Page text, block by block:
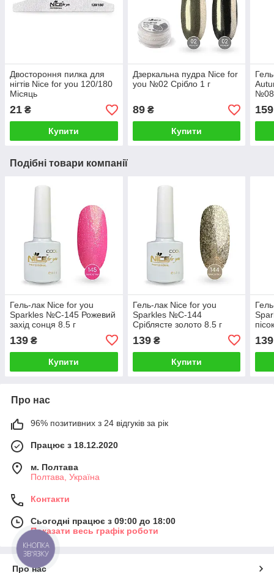
Двостороння пилка для
нігтів Nice for you 120/180
Місяць
21 ₴
Купити
Дзеркальна пудра Nice for
you №02 Срібло 1 г
89₴
Купити
159
Подібні товари компанії
Гель-лак Nice for you
Sparkles №C-145 Рожевий
захід сонця 8.5 г
139 ₴
Купити
Гель-лак Nice for you
Sparkles №C-144
Сріблясте золото 8.5 г
139₴
Купити
139
Про нас
96% позитивних з 24 відгуків за рік
Працює з 18.12.2020
м. Полтава
Полтава, Україна
Контакти
Сьогодні працює з 09:00 до 18:00
Показати весь графік роботи
Про нас
КНОПКА
ЗВ'ЯЗКУ